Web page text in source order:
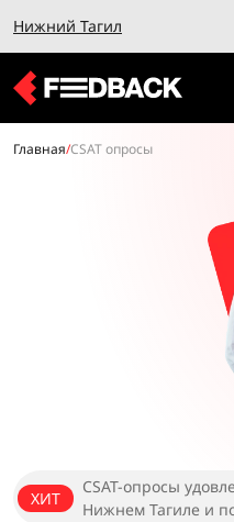
Нижний Тагил
Главная/CSAT опросы
ХИТ
CSAT-опросы
Нижнем Тагиле и